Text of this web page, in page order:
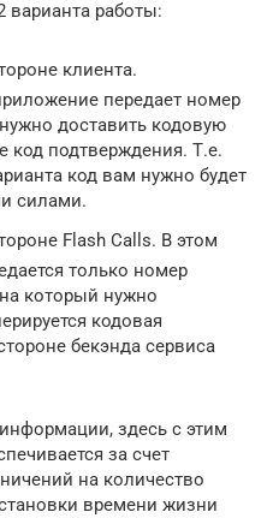
варианта работы:
клиента.
передает номер
доставить кодовую
код подтверждения. Т.е.
код вам нужно будет
силами.
Flash Calls. В этом
только номер
который нужно
кодовая
бекэнда сервиса
здесь с этим
за счет
на количество
времени жизни